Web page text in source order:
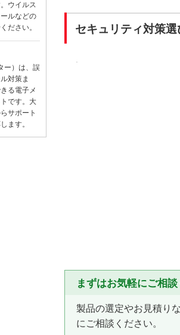
セキュリティ対策
まずはお気軽にご相談
製品の選定やお見積り
にご相談ください。
ウイルス
ルなどの
ださい。
ー）は、誤
対策ま
る電子メ
です。大
サポート
ます。